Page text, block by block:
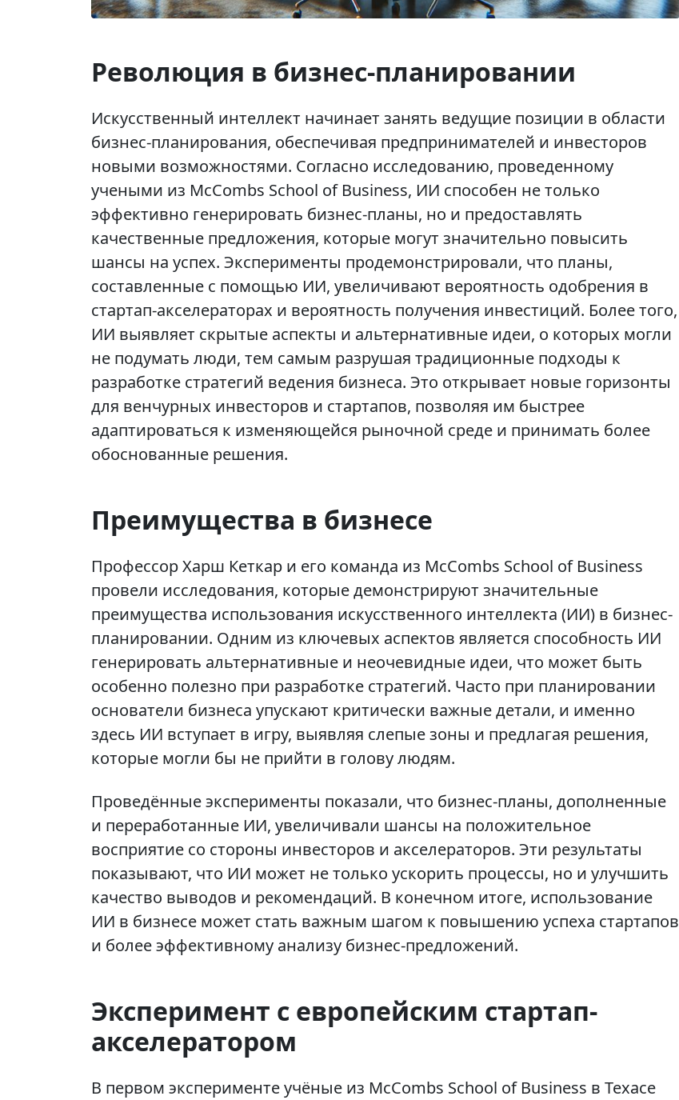
Революция в бизнес-планировании
Искусственный интеллект начинает занять ведущие позиции в области
бизнес-планирования, обеспечивая предпринимателей и инвесторов
новыми возможностями. Согласно исследованию, проведенному
учеными из McCombs School of Business, ИИ способен не только
эффективно генерировать бизнес-планы, но и предоставлять
качественные предложения, которые могут значительно повысить
шансы на успех. Эксперименты продемонстрировали, что планы,
составленные с помощью ИИ, увеличивают вероятность одобрения в
стартап-акселераторах и вероятность получения инвестиций. Более того,
ИИ выявляет скрытые аспекты и альтернативные идеи, о которых могли
не подумать люди, тем самым разрушая традиционные подходы к
разработке стратегий ведения бизнеса. Это открывает новые горизонты
для венчурных инвесторов и стартапов, позволяя им быстрее
адаптироваться к изменяющейся рыночной среде и принимать более
обоснованные решения.
Преимущества в бизнесе
Профессор Харш Кеткар и его команда из McCombs School of Business
провели исследования, которые демонстрируют значительные
преимущества использования искусственного интеллекта (ИИ) в бизнес-
планировании. Одним из ключевых аспектов является способность ИИ
генерировать альтернативные и неочевидные идеи, что может быть
особенно полезно при разработке стратегий. Часто при планировании
основатели бизнеса упускают критически важные детали, и именно
здесь ИИ вступает в игру, выявляя слепые зоны и предлагая решения,
которые могли бы не прийти в голову людям.
Проведённые эксперименты показали, что бизнес-планы, дополненные
и переработанные ИИ, увеличивали шансы на положительное
восприятие со стороны инвесторов и акселераторов. Эти результаты
показывают, что ИИ может не только ускорить процессы, но и улучшить
качество выводов и рекомендаций. В конечном итоге, использование
ИИ в бизнесе может стать важным шагом к повышению успеха стартапов
и более эффективному анализу бизнес-предложений.
Эксперимент с европейским стартап-
акселератором
В первом эксперименте учёные из McCombs School of Business в Техасе